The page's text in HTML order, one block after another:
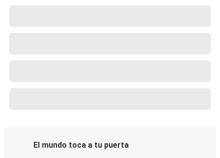
El mundo toca a tu puerta